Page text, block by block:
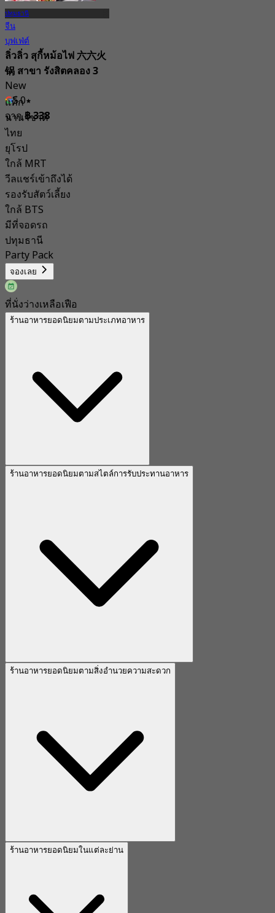
ปทุมธานี
จีน
บุฟเฟ่ต์
ลิ่วลิ่ว สุกี้หม้อไฟ 六六火
锅 สาขา รังสิตคลอง 3
New
5.0
จาก฿ 338
แท็ก
นานาชาติ
ไทย
ยุโรป
ใกล้ MRT
วีลแชร์เข้าถึงได้
รองรับสัตว์เลี้ยง
ใกล้ BTS
มีที่จอดรถ
ปทุมธานี
Party Pack
จองเลย
ที่นั่งว่างเหลือเฟือ
ร้านอาหารยอดนิยมตามประเภทอาหาร
ร้านอาหารยอดนิยมตามสไตล์การรับประทานอาหาร
ร้านอาหารยอดนิยมตามสิ่งอำนวยความสะดวก
ร้านอาหารยอดนิยมในแต่ละย่าน